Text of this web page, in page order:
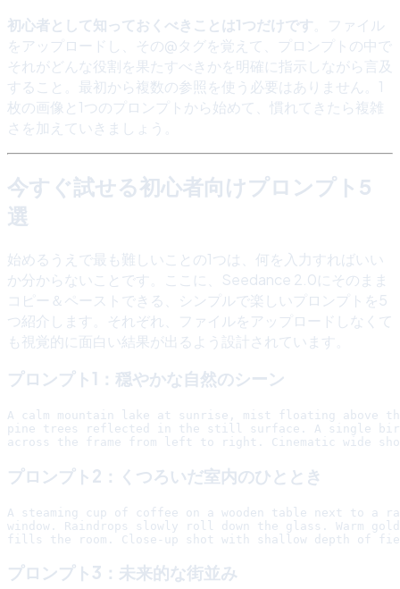
初心者として知っておくべきことは1つだけです 。ファイル
をアップロードし、その@タグを覚えて、プロンプトの中で
それがどんな役割を果たすべきかを明確に指示しながら言及
すること。最初から複数の参照を使う必要はありません。1
枚の画像と1つのプロンプトから始めて、慣れてきたら複雑
さを加えていきましょう。
今すぐ試せる初心者向けプロンプト5
選
始めるうえで最も難しいことの1つは、何を入力すればいい
か分からないことです。ここに、Seedance 2.0にそのまま
コピー＆ペーストできる、シンプルで楽しいプロンプトを5
つ紹介します。それぞれ、ファイルをアップロードしなくて
も視覚的に面白い結果が出るよう設計されています。
プロンプト1：穏やかな自然のシーン
A calm mountain lake at sunrise, mist floating above
pine trees reflected in the still surface. A single
プロンプト2：くつろいだ室内のひととき
A steaming cup of coffee on a wooden table next to a
window. Raindrops slowly roll down the glass. Warm
プロンプト3：未来的な街並み